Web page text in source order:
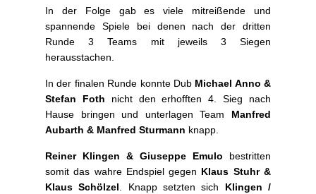
In der Folge gab es viele mitreißende und
spannende Spiele bei denen nach der dritten
Runde 3 Teams mit jeweils 3 Siegen
herausstachen.
In der finalen Runde konnte Dub Michael Anno &
Stefan Foth nicht den erhofften 4. Sieg nach
Hause bringen und unterlagen Team Manfred
Aubarth & Manfred Sturmann knapp.
Reiner Klingen & Giuseppe Emulo bestritten
somit das wahre Endspiel gegen Klaus Stuhr &
Klaus Schölzel . Knapp setzten sich Klingen /